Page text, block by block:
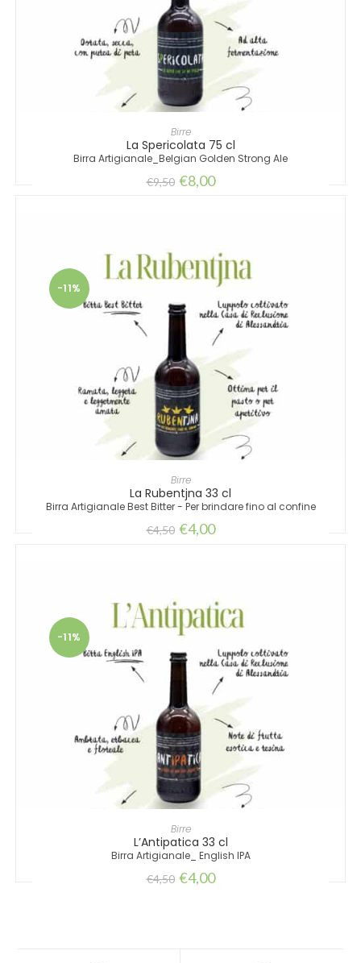
LEGGI TUTTO
Birre
La Spericolata 75 cl
Birra Artigianale_Belgian Golden Strong Ale
€9,50 €8,00
-11%
AGGIUNGI AL CARRELLO
Birre
La Rubentjna 33 cl
Birra Artigianale Best Bitter - Per brindare fino al confine
€4,50 €4,00
-11%
AGGIUNGI AL CARRELLO
Birre
L’Antipatica 33 cl
Birra Artigianale_ English IPA
€4,50 €4,00